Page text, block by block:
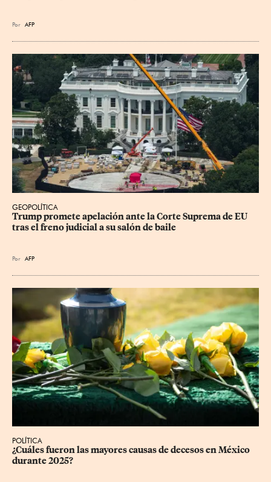
Por AFP
GEOPOLÍTICA
Trump promete apelación ante la Corte Suprema de EU
tras el freno judicial a su salón de baile
Por AFP
POLÍTICA
¿Cuáles fueron las mayores causas de decesos en México
durante 2025?